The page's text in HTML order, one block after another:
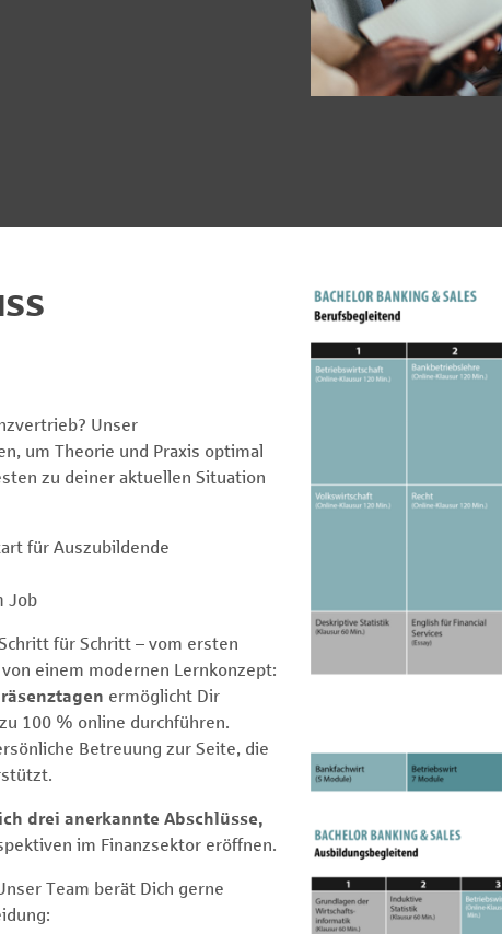
Unser
um Theorie und Praxis optimal
zu deiner aktuellen Situation
für Auszubildende
Job
für Schritt – vom ersten
einem modernen Lernkonzept:
ermöglicht Dir
100 % online durchführen.
Betreuung zur Seite, die
drei anerkannte Abschlüsse,
im Finanzsektor eröffnen.
Team berät Dich gerne